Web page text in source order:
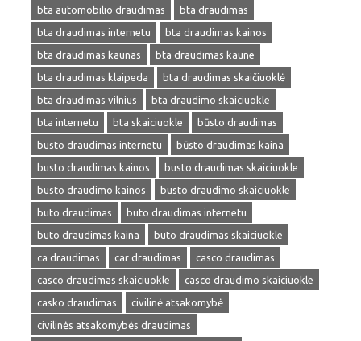
bta automobilio draudimas
bta draudimas
bta draudimas internetu
bta draudimas kainos
bta draudimas kaunas
bta draudimas kaune
bta draudimas klaipeda
bta draudimas skaičiuoklė
bta draudimas vilnius
bta draudimo skaiciuokle
bta internetu
bta skaiciuokle
būsto draudimas
busto draudimas internetu
būsto draudimas kaina
busto draudimas kainos
busto draudimas skaiciuokle
busto draudimo kainos
busto draudimo skaiciuokle
buto draudimas
buto draudimas internetu
buto draudimas kaina
buto draudimas skaiciuokle
ca draudimas
car draudimas
casco draudimas
casco draudimas skaiciuokle
casco draudimo skaiciuokle
casko draudimas
civilinė atsakomybė
civilinės atsakomybės draudimas